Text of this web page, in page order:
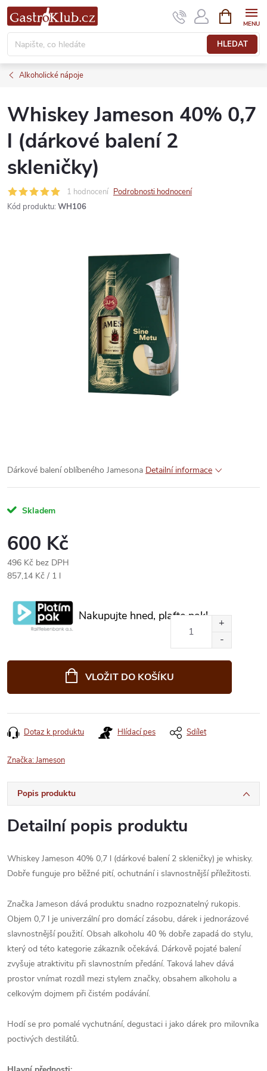
Přejít
na
obsah
HLEDAT
NÁKUPNÍ
KOŠÍK
Alkoholické nápoje
Whiskey Jameson 40% 0,7
l (dárkové balení 2
skleničky)
1 hodnocení Podrobnosti hodnocení
Kód produktu: WH106
Dárkové balení oblíbeného Jamesona Detailní informace
Skladem
600 Kč
496 Kč bez DPH
Měrná
857,14 Kč / 1 l
Nakupujte hned, plaťte pak!
VLOŽIT DO KOŠÍKU
Dotaz k produktu Hlídací pes Sdílet
Značka:Jameson
Popis produktu
Detailní popis produktu
Whiskey Jameson 40% 0,7 l (dárkové balení 2 skleničky) je whisky.
Dobře funguje pro běžné pití, ochutnání i slavnostnější příležitosti.
Značka Jameson dává produktu snadno rozpoznatelný rukopis.
Objem 0,7 l je univerzální pro domácí zásobu, dárek i jednorázové
slavnostnější použití. Obsah alkoholu 40 % dobře zapadá do stylu,
který od této kategorie zákazník očekává. Dárkově pojaté balení
zvyšuje atraktivitu při slavnostním předání. Taková lahev dává
prostor vnímat rozdíl mezi stylem značky, obsahem alkoholu a
celkovým dojmem při čistém podávání.
Hodí se pro pomalé vychutnání, degustaci i jako dárek pro milovníka
poctivých destilátů.